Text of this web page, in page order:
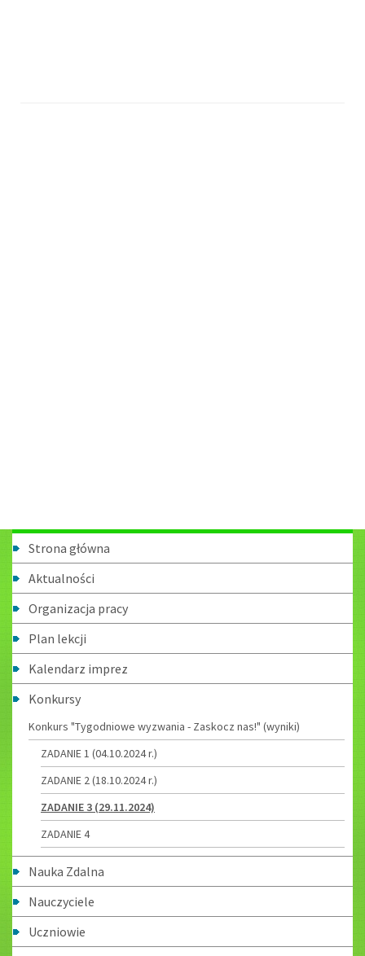
Menu
boczne
Strona główna
Aktualności
Organizacja pracy
Plan lekcji
Kalendarz imprez
Konkursy
Konkurs "Tygodniowe wyzwania - Zaskocz nas!" (wyniki)
ZADANIE 1 (04.10.2024 r.)
ZADANIE 2 (18.10.2024 r.)
ZADANIE 3 (29.11.2024)
ZADANIE 4
Nauka Zdalna
Nauczyciele
Uczniowie